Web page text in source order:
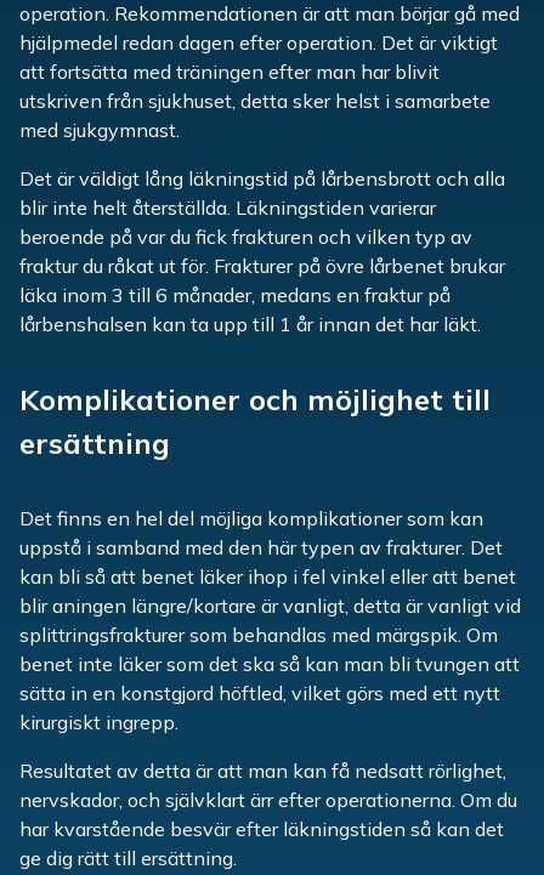
operation. Rekommendationen är att man börjar gå med
hjälpmedel redan dagen efter operation. Det är viktigt
att fortsätta med träningen efter man har blivit
utskriven från sjukhuset, detta sker helst i samarbete
med sjukgymnast.
Det är väldigt lång läkningstid på lårbensbrott och alla
blir inte helt återställda. Läkningstiden varierar
beroende på var du fick frakturen och vilken typ av
fraktur du råkat ut för. Frakturer på övre lårbenet brukar
läka inom 3 till 6 månader, medans en fraktur på
lårbenshalsen kan ta upp till 1 år innan det har läkt.
Komplikationer och möjlighet till
ersättning
Det finns en hel del möjliga komplikationer som kan
uppstå i samband med den här typen av frakturer. Det
kan bli så att benet läker ihop i fel vinkel eller att benet
blir aningen längre/kortare är vanligt, detta är vanligt vid
splittringsfrakturer som behandlas med märgspik. Om
benet inte läker som det ska så kan man bli tvungen att
sätta in en konstgjord höftled, vilket görs med ett nytt
kirurgiskt ingrepp.
Resultatet av detta är att man kan få nedsatt rörlighet,
nervskador, och självklart ärr efter operationerna. Om du
har kvarstående besvär efter läkningstiden så kan det
ge dig rätt till ersättning.